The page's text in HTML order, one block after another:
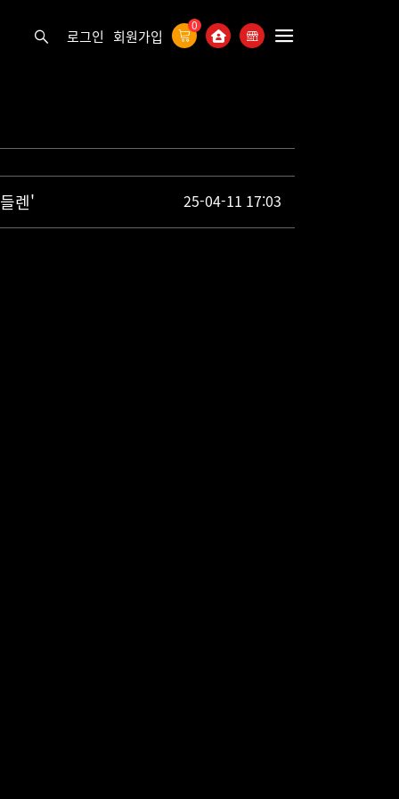
로그인 회원가입
0
렌' 25-04-11 17:03